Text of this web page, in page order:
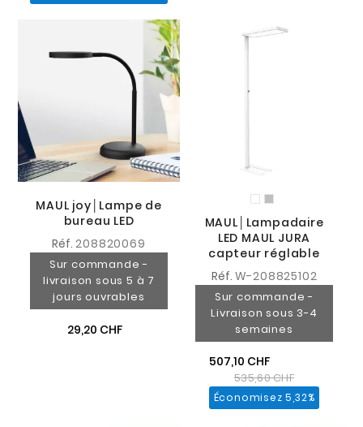
MAUL joy│Lampe de
bureau LED
Réf.208820069
Sur commande -
livraison sous 5 à 7
jours ouvrables
29,20 CHF
MAUL│Lampadaire
LED MAUL JURA
capteur réglable
Réf. W-208825102
Sur commande -
Livraison sous 3-4
semaines
507,10 CHF
535,60 CHF
Économisez 5,32%